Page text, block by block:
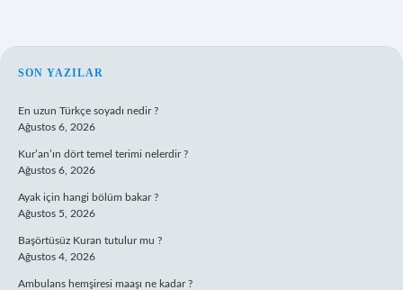
SIDEBAR
SON YAZILAR
En uzun Türkçe soyadı nedir ?
Ağustos 6, 2026
Kur’an’ın dört temel terimi nelerdir ?
Ağustos 6, 2026
Ayak için hangi bölüm bakar ?
Ağustos 5, 2026
Başörtüsüz Kuran tutulur mu ?
Ağustos 4, 2026
Ambulans hemşiresi maaşı ne kadar ?